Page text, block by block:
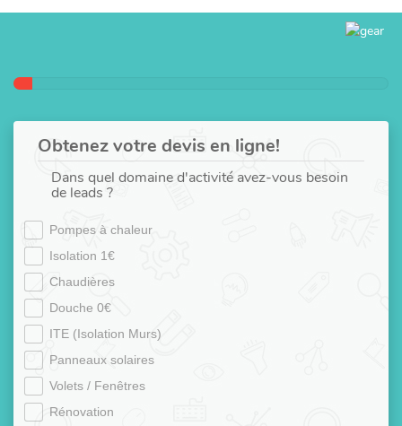
Obtenez votre devis en ligne!
Dans quel domaine d'activité avez-vous besoin
de leads ?
Pompes à chaleur
Isolation 1€
Chaudières
Douche 0€
ITE (Isolation Murs)
Panneaux solaires
Volets / Fenêtres
Rénovation